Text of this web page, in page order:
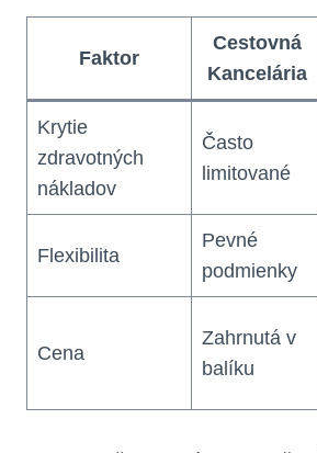
Faktor
Cestovná
Kancelária
Krytie
zdravotných
nákladov
Často
limitované
Flexibilita
Pevné
podmienky
Cena
Zahrnutá v
balíku